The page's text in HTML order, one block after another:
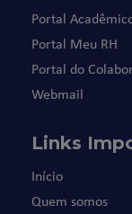
Portal
Portal Meu RH
Portal do
Webmail
Links
Início
Quem somos